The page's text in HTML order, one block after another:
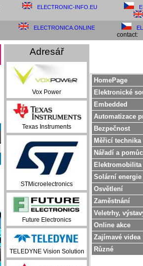
ELECTRONIC-INFO.EU
ELECTRONICA.ONLINE
contact:
Adresář
Vox Power
Texas Instruments
STMicroelectronics
Future Electronics
TELEDYNE Vision Solution
HomePage
Elektronické
Embedded
Automatizace
Bezpečnost
Měřicí technika
Nářadí a
Elektromobilita
Solární energie
Osvětlení
Zaměstnání
Veletrhy,
Online akce
Zajímavé videa
Různé